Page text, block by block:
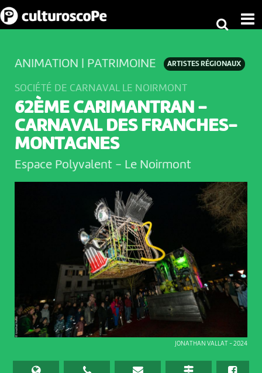
JONATHAN VALLAT - 2024
ARTISTES RÉGIONAUX
ANIMATION | PATRIMOINE
SOCIÉTÉ DE CARNAVAL LE NOIRMONT
62ÈME CARIMANTRAN -
CARNAVAL DES FRANCHES-
MONTAGNES
Espace Polyvalent - Le Noirmont